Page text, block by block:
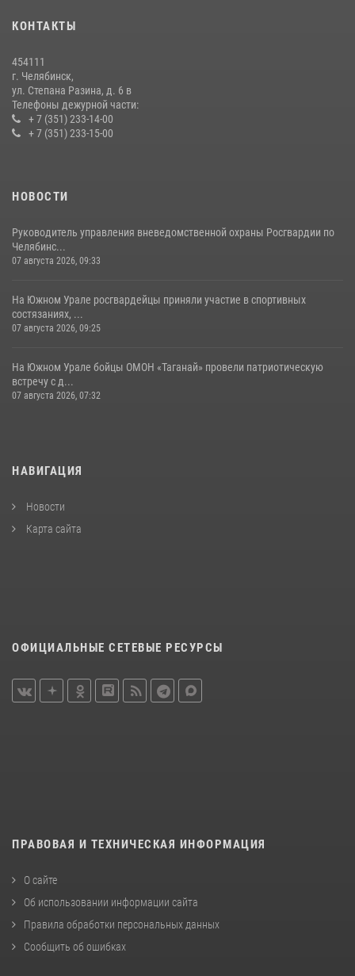
28 июля 2026, 10:38
КОНТАКТЫ
454111
г. Челябинск,
ул. Степана Разина, д. 6 в
Телефоны дежурной части:
+ 7 (351) 233-14-00
+ 7 (351) 233-15-00
НОВОСТИ
Руководитель управления вневедомственной охраны Росгвардии по
Челябинс...
07 августа 2026, 09:33
На Южном Урале росгвардейцы приняли участие в спортивных
состязаниях, ...
07 августа 2026, 09:25
На Южном Урале бойцы ОМОН «Таганай» провели патриотическую
встречу с д...
07 августа 2026, 07:32
НАВИГАЦИЯ
Новости
Карта сайта
ОФИЦИАЛЬНЫЕ СЕТЕВЫЕ РЕСУРСЫ
ПРАВОВАЯ И ТЕХНИЧЕСКАЯ ИНФОРМАЦИЯ
О сайте
Об использовании информации сайта
Правила обработки персональных данных
Сообщить об ошибках